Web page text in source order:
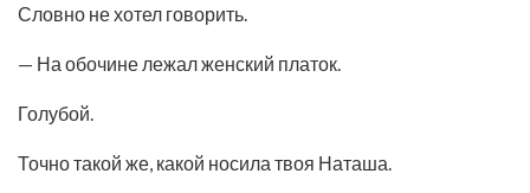
Словно не хотел говорить.
— На обочине лежал женский платок.
Голубой.
Точно такой же, какой носила твоя Наташа.